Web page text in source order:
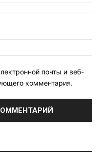
почты и веб-
комментария.